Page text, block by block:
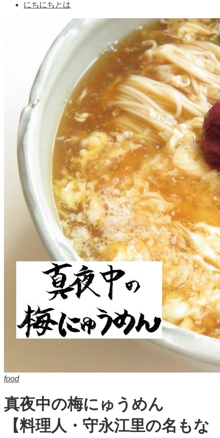
にちにちとは
food
真夜中の梅にゅうめん
【料理人・守永江里の名もな